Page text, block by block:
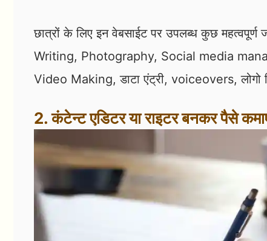
छात्रों के लिए इन वेबसाईट पर उपलब्ध कुछ
Writing, Photography, Social media
Video Making, डाटा एंट्री, voiceovers, लोगो
2. कंटेन्ट एडिटर या राइटर बनकर पैसे